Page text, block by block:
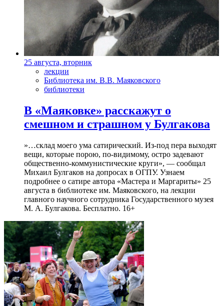
25 августа, вторник
лекции
Библиотека им. В.В. Маяковского
библиотеки
В «Маяковке» расскажут о
смешном и страшном у Булгакова
»…склад моего ума сатирический. Из-под пера выходят
вещи, которые порою, по-видимому, остро задевают
общественно-коммунистические круги», — сообщал
Михаил Булгаков на допросах в ОГПУ. Узнаем
подробнее о сатире автора «Мастера и Маргариты» 25
августа в библиотеке им. Маяковского, на лекции
главного научного сотрудника Государственного музея
М. А. Булгакова. Бесплатно. 16+